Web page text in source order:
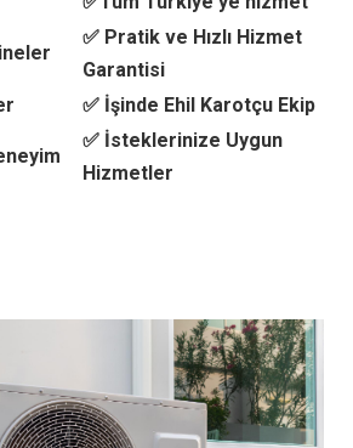
✅ Pratik ve Hızlı Hizmet
Garantisi
✅ İşinde Ehil Karotçu Ekip
✅ İsteklerinize Uygun
Hizmetler